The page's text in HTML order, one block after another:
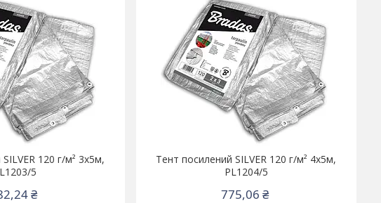
120 г/м² 3х5м,
5
₴
Тент посилений SILVER 120 г/м² 4х5м,
PL1204/5
775,06 ₴